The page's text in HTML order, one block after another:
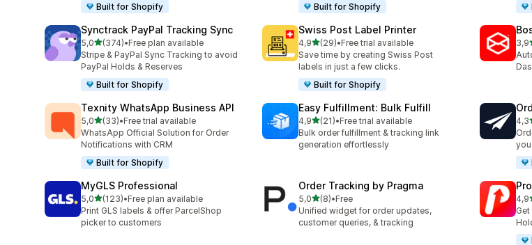
Built for Shopify
Built for Shopify
Synctrack PayPal Tracking Sync
5,0de 5 estrelas
(374)
374 total de avaliações
•Free plan available
Stripe & PayPal Sync Tracking to avoid
PayPal Holds & Reserves
Built for Shopify
Swiss Post Label Printer
4,9de 5 estrelas
(29)
29 total de avaliações
•Free trial available
Save time by creating Swiss Post
labels in just a few clicks.
Built for Shopify
3,9
24
Texnity WhatsApp Business API
5,0de 5 estrelas
(33)
33 total de avaliações
•Free trial available
WhatsApp Official Solution for Order
Notifications with CRM
Built for Shopify
Easy Fulfillment: Bulk Fulfill
4,9de 5 estrelas
(21)
21 total de avaliações
•Free trial available
Bulk order fulfillment & tracking link
generation effortlessly
4,3
46
MyGLS Professional
5,0de 5 estrelas
(123)
123 total de avaliações
•Free plan available
Print GLS labels & offer ParcelShop
picker to customers
Order Tracking by Pragma
5,0de 5 estrelas
(8)
8 total de avaliações
•Free
Unified widget for order updates,
customer queries, & tracking
4,9
Get